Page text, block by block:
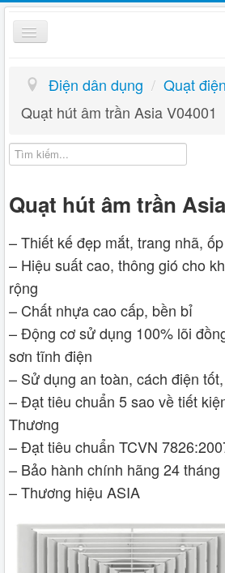
Toggle
Navigation
Điện dân dụng
Giỏ hàng
Hướng dẫn
Điện dân dụng / Quạt điện
Quạt hút âm trần Asia V04001
Quạt hút âm trần
– Thiết kế đẹp mắt, trang nhã,
– Hiệu suất cao, thông gió cho
rộng
– Chất nhựa cao cấp, bền bỉ
– Động cơ sử dụng 100% lõi
sơn tĩnh điện
– Sử dụng an toàn, cách điện
– Đạt tiêu chuẩn 5 sao về tiết
Thương
– Đạt tiêu chuẩn TCVN
– Bảo hành chính hãng 24 tháng
– Thương hiệu ASIA